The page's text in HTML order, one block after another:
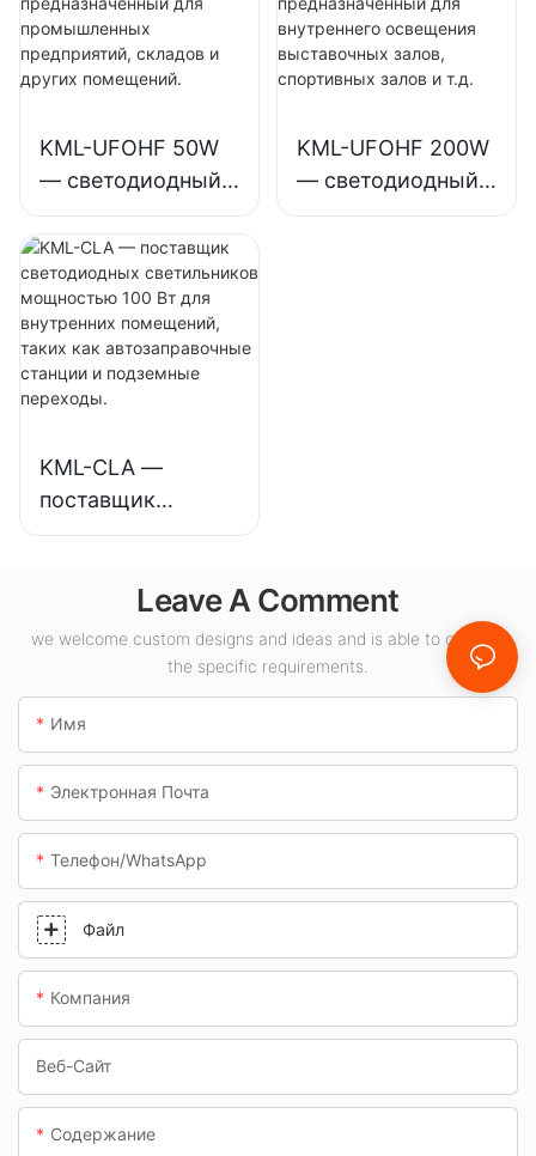
для
промышленных
предприятий,
помещений.
для внутреннего
освещения
промышленных
спортивных залов
и т. д.
KML-UFOHF 50W
— светодиодный
светильник для
высоких
потолков,
предназначенный
для
промышленных
предприятий,
помещений.
KML-UFOHF 200W
— светодиодный
светильник для
KML-CLA —
поставщик
светодиодных
мощностью 100
Вт для внутренних
помещений, таких
как
автозаправочные
станции и
подземные
переходы.
Leave A Comment
we welcome custom designs and ideas and is able to cater to
the specific requirements.
Имя
Электронная Почта
Телефон/WhatsApp
Файл
Компания
Веб-Сайт
Содержание